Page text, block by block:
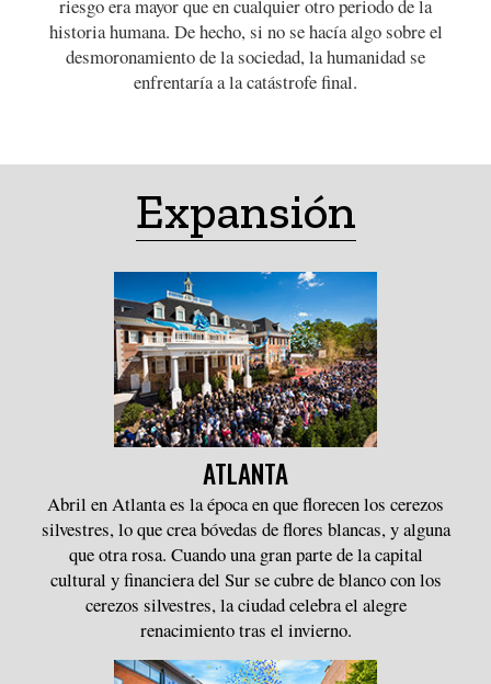
riesgo era mayor que en cualquier otro periodo de la
historia humana. De hecho, si no se hacía algo sobre el
desmoronamiento de la sociedad, la humanidad se
enfrentaría a la catástrofe final.
Expansión
ATLANTA
Abril en Atlanta es la época en que florecen los cerezos
silvestres, lo que crea bóvedas de flores blancas, y alguna
que otra rosa. Cuando una gran parte de la capital
cultural y financiera del Sur se cubre de blanco con los
cerezos silvestres, la ciudad celebra el alegre
renacimiento tras el invierno.